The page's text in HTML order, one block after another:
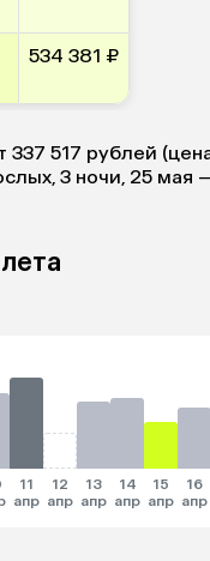
534 381 ₽
517 рублей
3 ночи, 25 мая
11
апр
12
апр
13
апр
14
апр
15
апр
16
апр